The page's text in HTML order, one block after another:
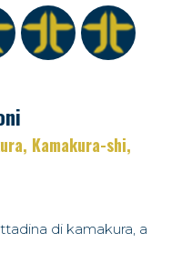
Kamakura-shi,
di kamakura, a